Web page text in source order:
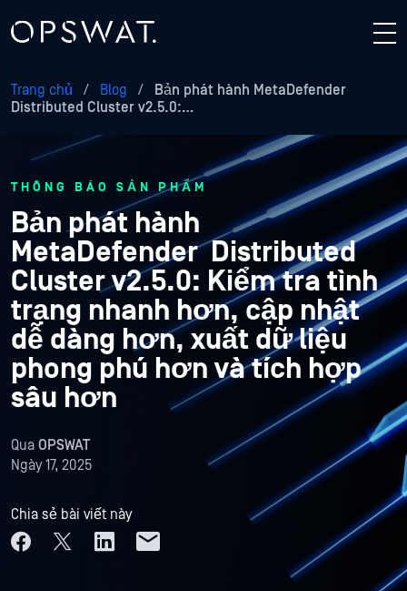
Trang chủ / Blog /
Bản phát hành MetaDefender
Distributed Cluster v2.5.0:…
THÔNG BÁO SẢN PHẨM
Bản phát hành
MetaDefender Distributed
Cluster v2.5.0: Kiểm tra tình
trạng nhanh hơn, cập nhật
dễ dàng hơn, xuất dữ liệu
phong phú hơn và tích hợp
sâu hơn
Qua OPSWAT
Ngày 17, 2025
Chia sẻ bài viết này